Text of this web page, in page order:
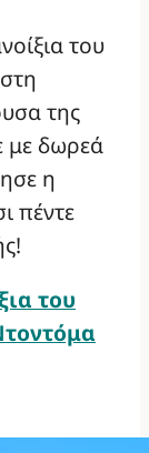
του
της
με δωρεά
η
πέντε
του